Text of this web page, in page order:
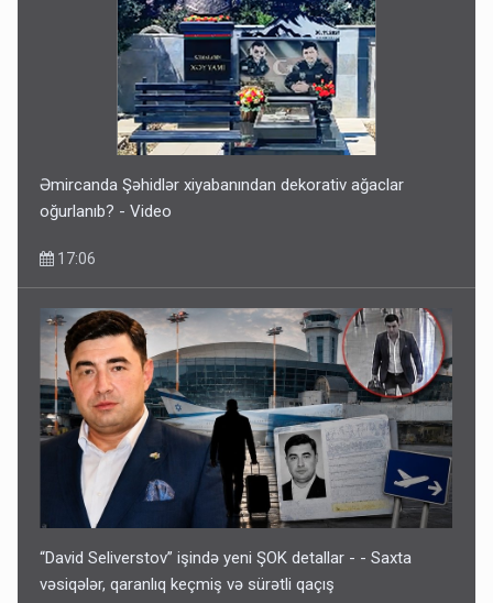
Əmircanda Şəhidlər xiyabanından dekorativ ağaclar
oğurlanıb? - Video
17:06
“David Seliverstov” işində yeni ŞOK detallar - - Saxta
vəsiqələr, qaranlıq keçmiş və sürətli qaçış